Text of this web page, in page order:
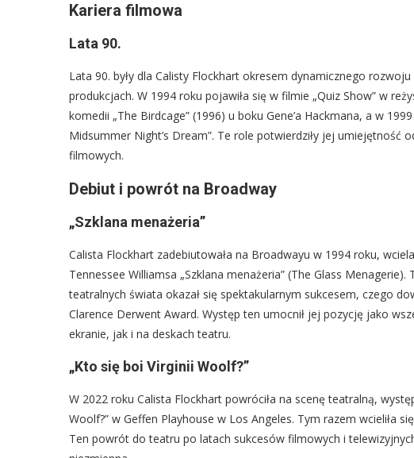
Kariera filmowa
Lata 90.
Lata 90. były dla Calisty Flockhart okresem dynamicznego
produkcjach. W 1994 roku pojawiła się w filmie „Quiz Show” w
komedii „The Birdcage” (1996) u boku Gene’a Hackmana, a w
Midsummer Night’s Dream”. Te role potwierdziły jej umiejętność
filmowych.
Debiut i powrót na Broadway
„Szklana menażeria”
Calista Flockhart zadebiutowała na Broadwayu w 1994 roku,
Tennessee Williamsa „Szklana menażeria” (The Glass
teatralnych świata okazał się spektakularnym sukcesem, czego
Clarence Derwent Award. Występ ten umocnił jej pozycję jako
ekranie, jak i na deskach teatru.
„Kto się boi Virginii Woolf?”
W 2022 roku Calista Flockhart powróciła na scenę teatralną,
Woolf?” w Geffen Playhouse w Los Angeles. Tym razem wcieliła
Ten powrót do teatru po latach sukcesów filmowych i